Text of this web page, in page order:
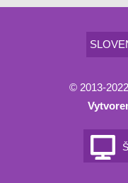
© 2013-